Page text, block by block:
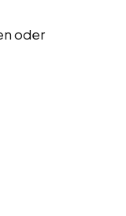
oder